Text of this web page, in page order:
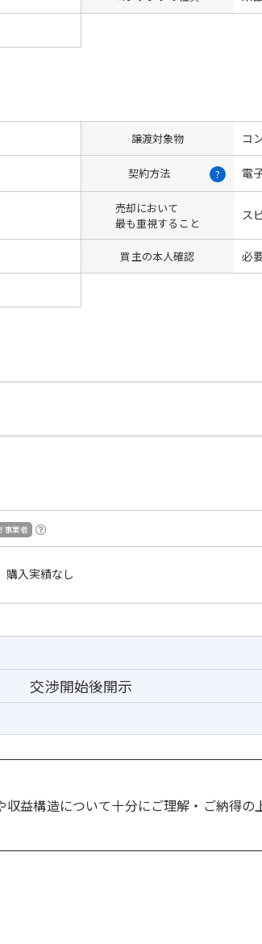
譲渡対象物 コ
契約方法 ? 電
売却において
最も重視すること
ス
買主の本人確認 必
事業者
購入実績なし
交渉開始後開示
益構造について十分にご理解・ご納得